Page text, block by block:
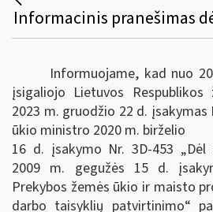
Informuojame, kad nuo
įsigaliojo Lietuvos
2023 m. gruodžio 22 d. įsakymas
ūkio ministro 2020 m. birželio
16 d. įsakymo Nr. 3D-453
2009 m. gegužės 15 d.
Prekybos žemės ūkio ir maisto
darbo taisyklių patvirtinimo“